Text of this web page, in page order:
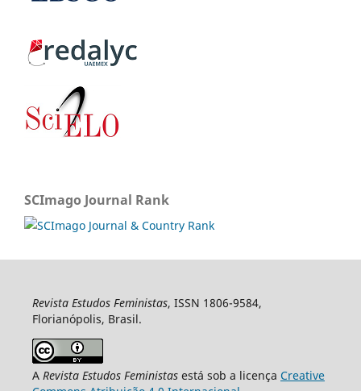
SCImago Journal Rank
Revista Estudos Feministas, ISSN 1806-9584,
Florianópolis, Brasil.
A Revista Estudos Feministasestá sob a licença Creative